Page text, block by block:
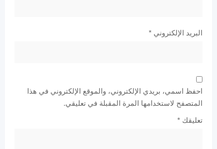
البريد الإلكتروني *
احفظ اسمي، بريدي الإلكتروني، والموقع الإلكتروني في هذا
المتصفح لاستخدامها المرة المقبلة في تعليقي.
تعليقك *